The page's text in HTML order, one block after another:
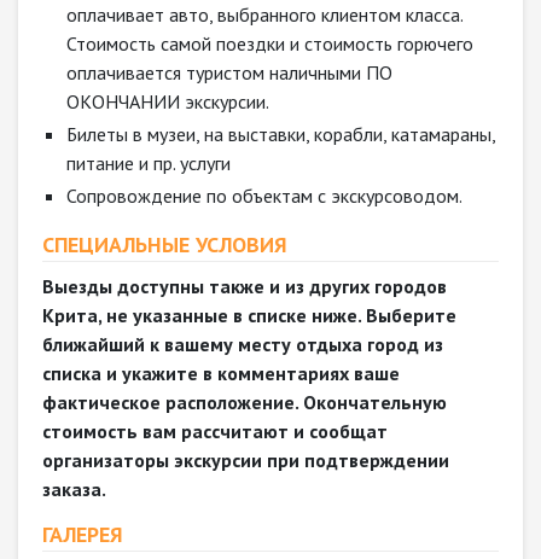
оплачивает авто, выбранного клиентом класса.
Стоимость самой поездки и стоимость горючего
оплачивается туристом наличными ПО
ОКОНЧАНИИ экскурсии.
Билеты в музеи, на выставки, корабли, катамараны,
питание и пр. услуги
Сопровождение по объектам с экскурсоводом.
СПЕЦИАЛЬНЫЕ УСЛОВИЯ
Выезды доступны также и из других городов
Крита, не указанные в списке ниже. Выберите
ближайший к вашему месту отдыха город из
списка и укажите в комментариях ваше
фактическое расположение. Окончательную
стоимость вам рассчитают и сообщат
организаторы экскурсии при подтверждении
заказа.
ГАЛЕРЕЯ